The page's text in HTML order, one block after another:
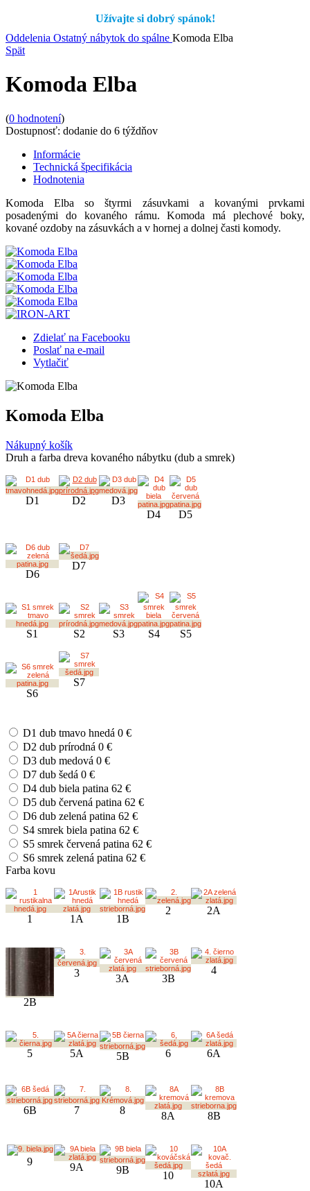
Užívajte si dobrý spánok!
Oddelenia Ostatný nábytok do spálne Komoda Elba
Spät
Komoda Elba
(0 hodnotení)
Dostupnosť: dodanie do 6 týždňov
Informácie
Technická špecifikácia
Hodnotenia
Komoda Elba so štyrmi zásuvkami a kovanými prvkami
posadenými do kovaného rámu. Komoda má plechové boky,
kované ozdoby na zásuvkách a v hornej a dolnej časti komody.
Zdielať na Facebooku
Poslať na e-mail
Vytlačiť
Komoda Elba
Nákupný košík
Druh a farba dreva kovaného nábytku (dub a smrek)
D1 D2
D3
D4
D5
D6
D7
S1 S2 S3 S4 S5
S6
S7
D1 dub tmavo hnedá 0 €
D2 dub prírodná 0 €
D3 dub medová 0 €
D7 dub šedá 0 €
D4 dub biela patina 62 €
D5 dub červená patina 62 €
D6 dub zelená patina 62 €
S4 smrek biela patina 62 €
S5 smrek červená patina 62 €
S6 smrek zelená patina 62 €
Farba kovu
1 1A 1B
2 2A
2B
3 3A 3B
4
5 5A 5B 6 6A
6B 7 8 8A 8B
9 9A 9B 10
10A